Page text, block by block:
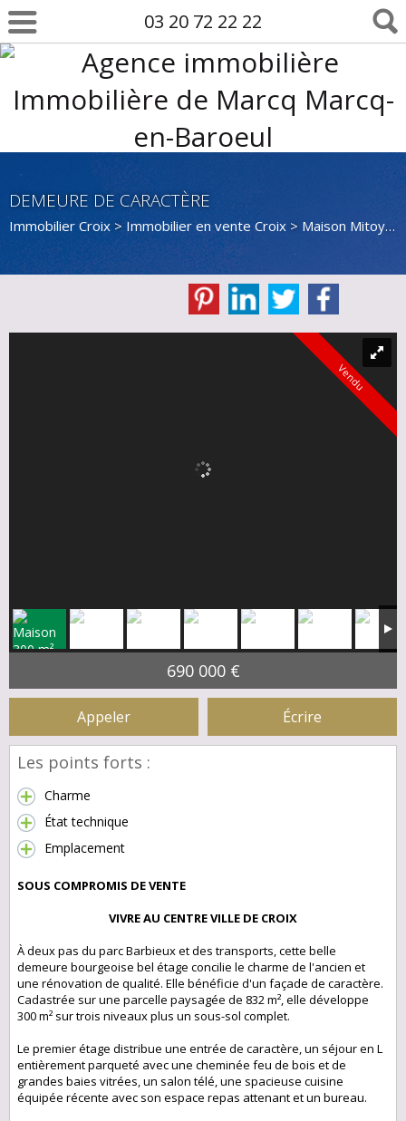
03 20 72 22 22
DEMEURE DE CARACTÈRE
Immobilier Croix > Immobilier en vente Croix > Maison Mitoyenne 1 côté en vente Croix
Vendu
690 000 €
Appeler Écrire
Les points forts :
Charme
État technique
Emplacement
SOUS COMPROMIS DE VENTE
VIVRE AU CENTRE VILLE DE CROIX
À deux pas du parc Barbieux et des transports, cette belle
demeure bourgeoise bel étage concilie le charme de l'ancien et
une rénovation de qualité. Elle bénéficie d'un façade de caractère.
Cadastrée sur une parcelle paysagée de 832 m², elle développe
300 m² sur trois niveaux plus un sous-sol complet.
Le premier étage distribue une entrée de caractère, un séjour en L
entièrement parqueté avec une cheminée feu de bois et de
grandes baies vitrées, un salon télé, une spacieuse cuisine
équipée récente avec son espace repas attenant et un bureau.